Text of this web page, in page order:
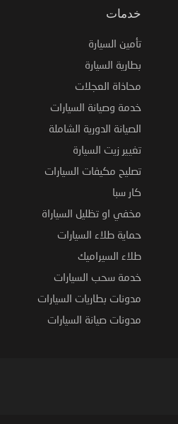
خدمات
تأمين السيارة
بطارية السيارة
محاذاة العجلات
خدمة وصيانة السيارات
الصيانة الدورية الشاملة
تغيير زيت السيارة
تصليح مكيفات السيارات
كار سبا
مخفي او تظليل السياراة
حماية طلاء السيارات
طلاء السيراميك
خدمة سحب السيارات
مدونات بطاريات السيارات
مدونات صيانة السيارات